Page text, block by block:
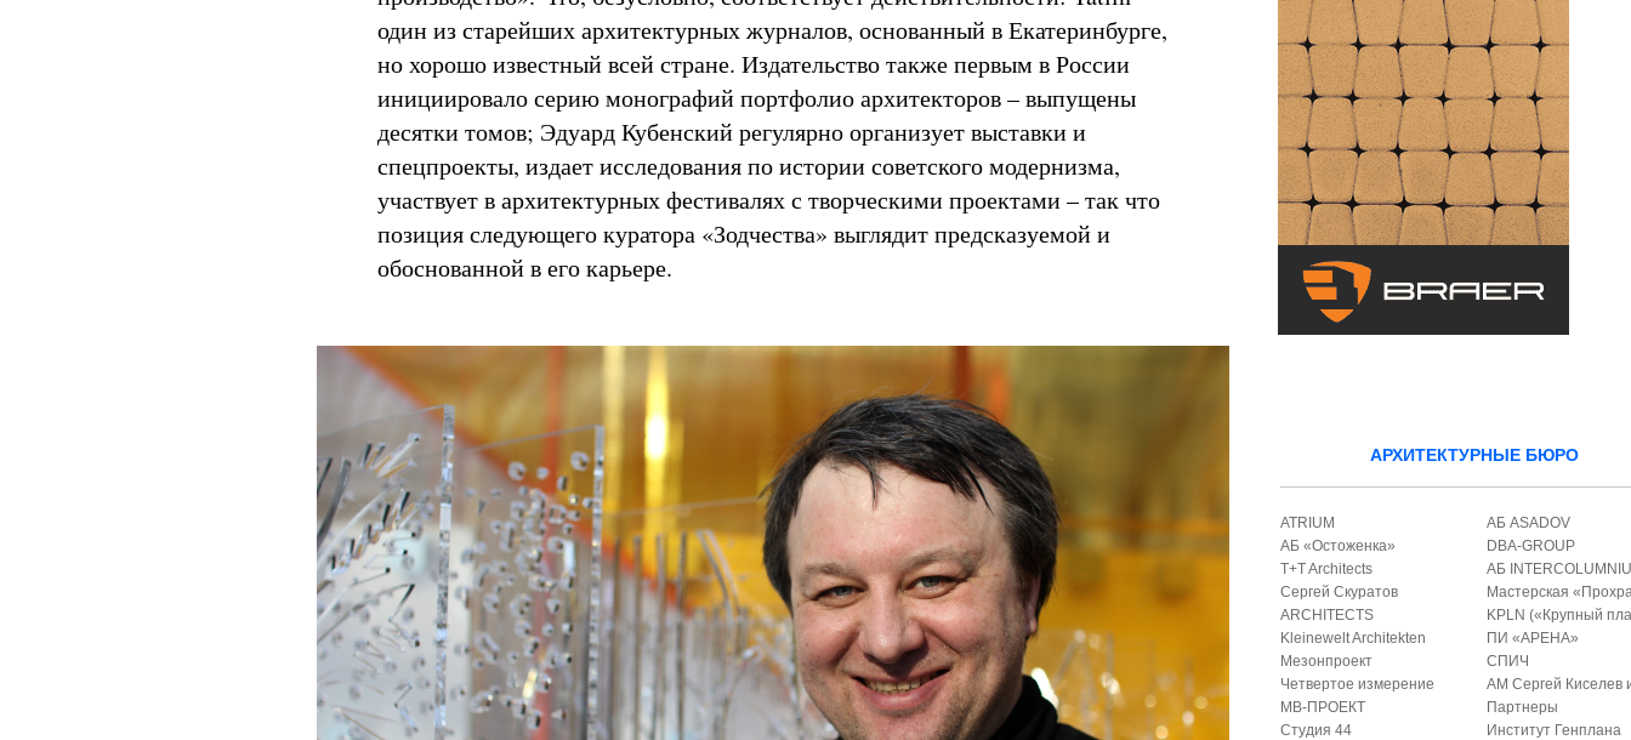
один из старейших архитектурных журналов, основанный в Екатеринбурге,
но хорошо известный всей стране. Издательство также первым в России
инициировало серию монографий портфолио архитекторов – выпущены
десятки томов; Эдуард Кубенский регулярно организует выставки и
спецпроекты, издает исследования по истории советского модернизма,
участвует в архитектурных фестивалях с творческими проектами – так что
позиция следующего куратора «Зодчества» выглядит предсказуемой и
обоснованной в его карьере.
АРХИТЕКТУРНЫЕ БЮРО
ATRIUM
АБ «Остоженка»
T+T Architects
Сергей Скуратов
ARCHITECTS
Kleinewelt Architekten
Мезонпроект
Четвертое измерение
МВ-ПРОЕКТ
Студия 44
АБ ASADOV
DBA-GROUP
АБ
Мастерская
KPLN («Крупный
ПИ «АРЕНА»
СПИЧ
АМ Сергей Киселев
Партнеры
Институт Генплана